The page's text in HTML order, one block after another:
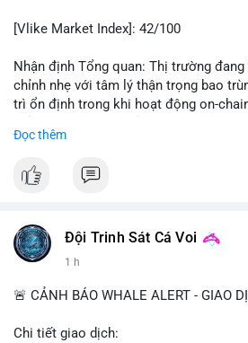
[Vlike Market Index]: 42/100
Nhận định Tổng quan: Thị trường
chỉnh nhẹ với tâm lý thận trọng bao
trì ổn định trong khi hoạt động on-
ngại về khả năng giảm sâu hơn.
Phân tích Dòng tiền DeFi (DefiLlama):
tỷ USD TVL, bỏ xa các chain còn lại như
(4,78 tỷ), Solana (4,73 tỷ) và Base (4,67
183,19 tỷ và USDC đạt 72,27 tỷ. Sự ổn
cũng chưa có lực mua mới đáng kể.
Đọc thêm
Đội Trinh Sát Cá Voi
1 h
🚨 CẢNH BÁO WHALE ALERT - GIAO
Chi tiết giao dịch: